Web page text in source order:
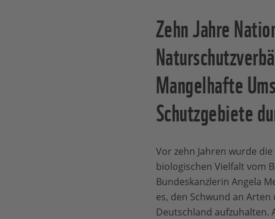
Zehn Jahre
Mangelhafte
Schutzgebiete
Vor zehn Jahren wurde
biologischen Vielfalt vom
Bundeskanzlerin Angela
es, den Schwund an
Deutschland aufzuhalten.